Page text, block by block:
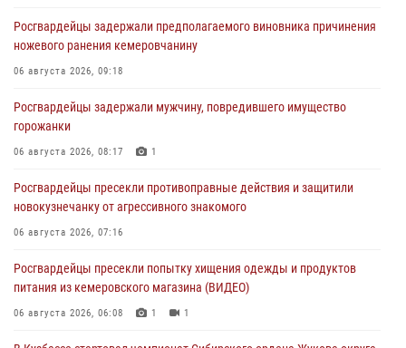
Росгвардейцы задержали предполагаемого виновника причинения
ножевого ранения кемеровчанину
06 августа 2026, 09:18
Росгвардейцы задержали мужчину, повредившего имущество
горожанки
06 августа 2026, 08:17 1
Росгвардейцы пресекли противоправные действия и защитили
новокузнечанку от агрессивного знакомого
06 августа 2026, 07:16
Росгвардейцы пресекли попытку хищения одежды и продуктов
питания из кемеровского магазина (ВИДЕО)
06 августа 2026, 06:08 1 1